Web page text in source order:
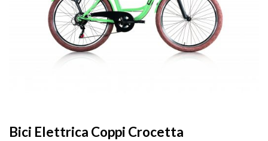
Bici Elettrica Coppi Crocetta